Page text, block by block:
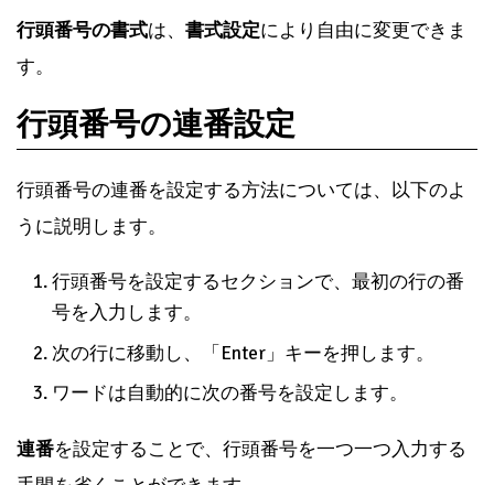
行頭番号の書式は、 書式設定により自由に変更できま
す。
行頭番号の連番設定
行頭番号の連番を設定する方法については、以下のよ
うに説明します。
行頭番号を設定するセクションで、最初の行の番
号を入力します。
次の行に移動し、「Enter」キーを押します。
ワードは自動的に次の番号を設定します。
連番を設定することで、行頭番号を一つ一つ入力する